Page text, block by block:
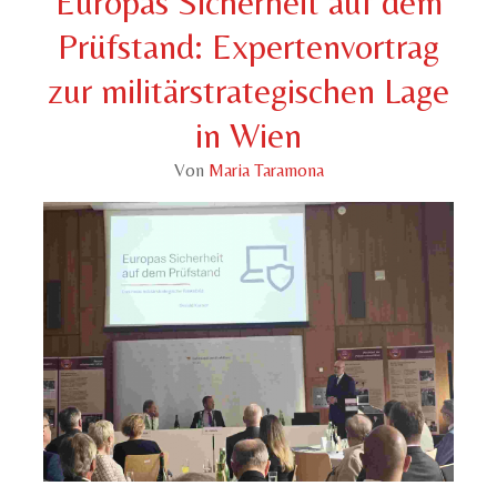
Prüfstand: Expertenvortrag
zur militärstrategischen Lage
in Wien
Von Maria Taramona